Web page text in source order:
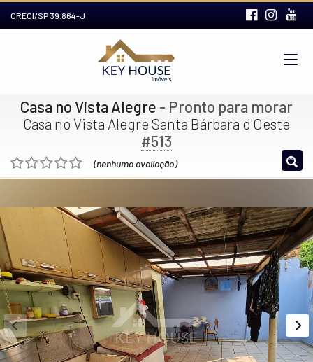
CRECI/SP 39.864-J
Casa no Vista Alegre - Pronto para morar
Casa no Vista Alegre Santa Bárbara d'Oeste
#513
(nenhuma avaliação)